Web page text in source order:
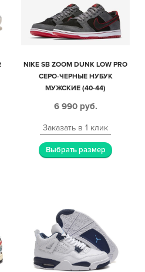
NIKE SB ZOOM DUNK LOW PRO
СЕРО-ЧЕРНЫЕ НУБУК
МУЖСКИЕ (40-44)
6 990 руб.
Заказать в 1 клик
Выбрать размер